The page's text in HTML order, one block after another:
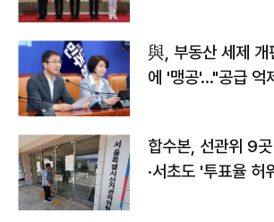
與, 부동산 세제 개
에 '맹공'…"공급 억
합수본, 선관위 9
·서초도 '투표율 허